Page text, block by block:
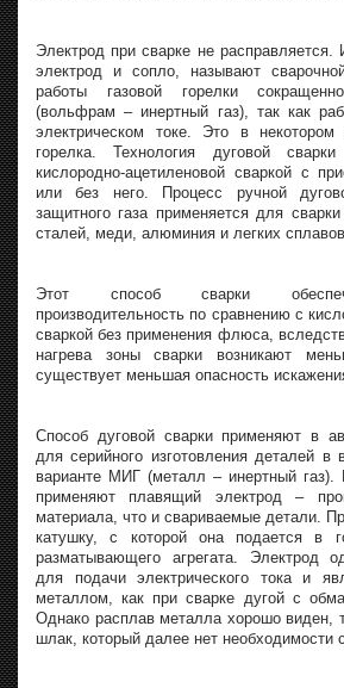
Электрод при сварке не расправляется.
электрод и сопло, называют
работы газовой горелки
(вольфрам – инертный газ), так как
электрическом токе. Это в некотором
горелка. Технология дуговой
кислородно-ацетиленовой сваркой с
или без него. Процесс ручной
защитного газа применяется для сварки
сталей, меди, алюминия и легких сплавов.
Этот способ сварки
производительность по сравнению с
сваркой без применения флюса,
нагрева зоны сварки возникают
существует меньшая опасность
Способ дуговой сварки применяют в
для серийного изготовления деталей
варианте МИГ (металл – инертный
применяют плавящий электрод –
материала, что и свариваемые детали.
катушку, с которой она подается в
разматывающего агрегата. Электрод
для подачи электрического тока и
металлом, как при сварке дугой с
Однако расплав металла хорошо виден,
шлак, который далее нет необходимости